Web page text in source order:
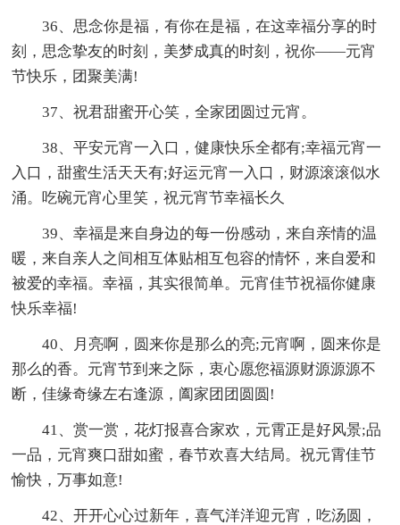
36、思念你是福，有你在是福，在这幸福分享的时
刻，思念挚友的时刻，美梦成真的时刻，祝你——元宵
节快乐，团聚美满!
37、祝君甜蜜开心笑，全家团圆过元宵。
38、平安元宵一入口，健康快乐全都有;幸福元宵一
入口，甜蜜生活天天有;好运元宵一入口，财源滚滚似水
涌。吃碗元宵心里笑，祝元宵节幸福长久
39、幸福是来自身边的每一份感动，来自亲情的温
暖，来自亲人之间相互体贴相互包容的情怀，来自爱和
被爱的幸福。幸福，其实很简单。元宵佳节祝福你健康
快乐幸福!
40、月亮啊，圆来你是那么的亮;元宵啊，圆来你是
那么的香。元宵节到来之际，衷心愿您福源财源源源不
断，佳缘奇缘左右逢源，阖家团团圆圆!
41、赏一赏，花灯报喜合家欢，元霄正是好风景;品
一品，元宵爽口甜如蜜，春节欢喜大结局。祝元霄佳节
愉快，万事如意!
42、开开心心过新年，喜气洋洋迎元宵，吃汤圆，